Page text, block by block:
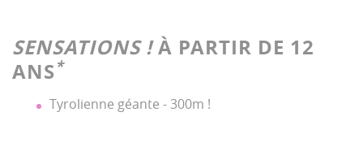
SENSATIONS !À PARTIR DE 12
ANS*
Tyrolienne géante - 300m !